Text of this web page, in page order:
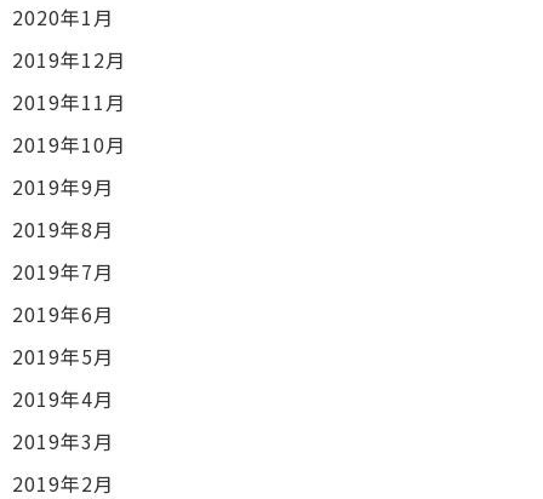
2020年1月
2019年12月
2019年11月
2019年10月
2019年9月
2019年8月
2019年7月
2019年6月
2019年5月
2019年4月
2019年3月
2019年2月